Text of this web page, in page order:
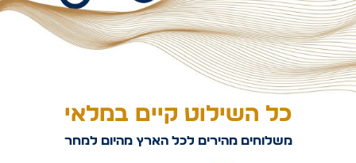
כל השילוט קיים במלאי
משלוחים מהירים לכל הארץ מהיום למחר